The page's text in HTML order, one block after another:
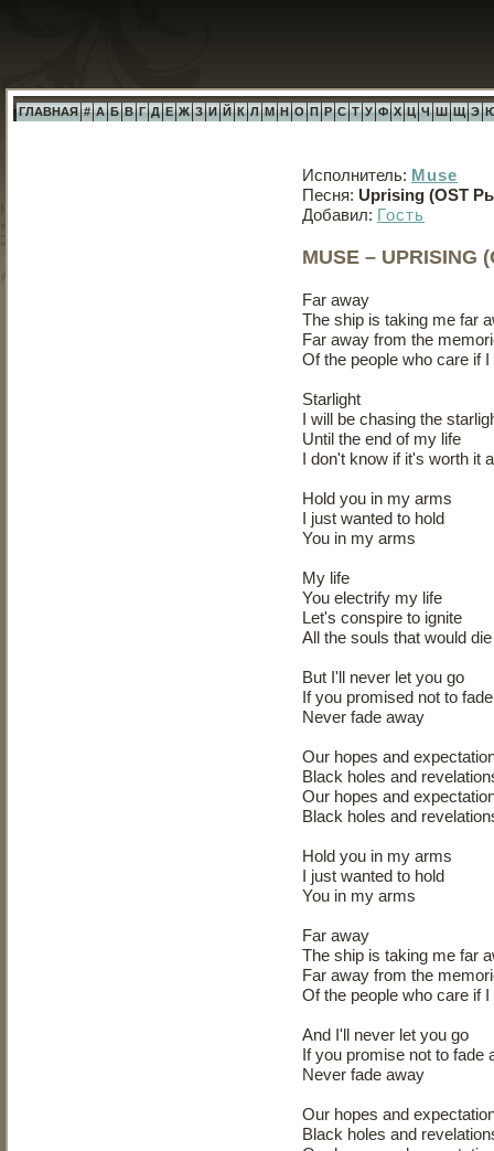
ГЛАВНАЯ # А Б В Г Д Е Ж З И Й К Л М Н О П Р С Т У Ф Х Ц Ч Ш Щ Э
Исполнитель: Muse
Песня: Uprising (OST
Добавил: Гость
MUSE –
Far away
The ship is taking me far
Far away from the
Of the people who care if I
Starlight
I will be chasing the
Until the end of my life
I don't know if it's worth it
Hold you in my arms
I just wanted to hold
You in my arms
My life
You electrify my life
Let's conspire to ignite
All the souls that would
But I'll never let you go
If you promised not to
Never fade away
Our hopes and
Black holes and
Our hopes and
Black holes and
Hold you in my arms
I just wanted to hold
You in my arms
Far away
The ship is taking me far
Far away from the
Of the people who care if I
And I'll never let you go
If you promise not to fade
Never fade away
Our hopes and
Black holes and